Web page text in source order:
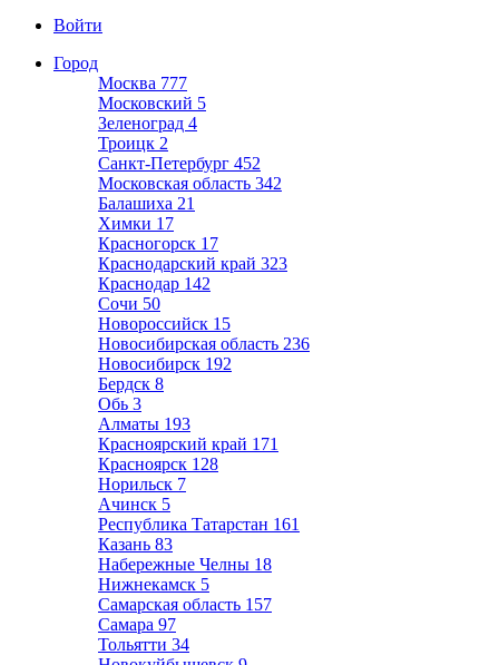
Войти
Город
Москва 777
Московский 5
Зеленоград 4
Троицк 2
Санкт-Петербург 452
Московская область 342
Балашиха 21
Химки 17
Красногорск 17
Краснодарский край 323
Краснодар 142
Сочи 50
Новороссийск 15
Новосибирская область 236
Новосибирск 192
Бердск 8
Обь 3
Алматы 193
Красноярский край 171
Красноярск 128
Норильск 7
Ачинск 5
Республика Татарстан 161
Казань 83
Набережные Челны 18
Нижнекамск 5
Самарская область 157
Самара 97
Тольятти 34